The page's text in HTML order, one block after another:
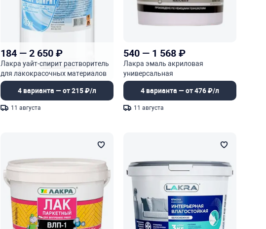
184 —2 650₽
Лакра уайт-спирит растворитель
для лакокрасочных материалов
4 варианта — от 215 ₽/л
11 августа
540 — 1 568₽
Лакра эмаль акриловая
универсальная
4 варианта — от 476 ₽/л
11 августа